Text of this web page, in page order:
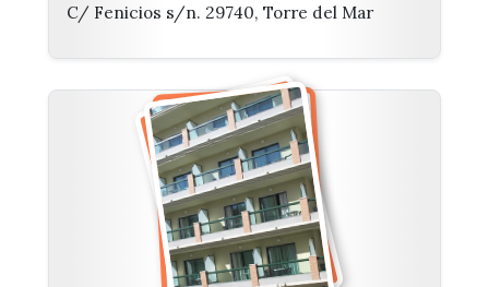
C/ Fenicios s/n. 29740, Torre del Mar